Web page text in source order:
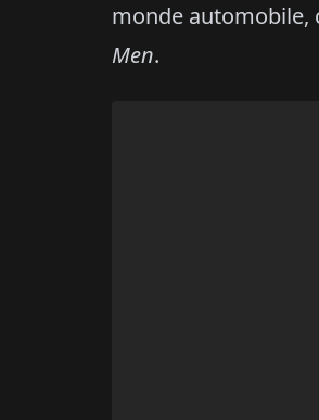
monde automobile,
Men.